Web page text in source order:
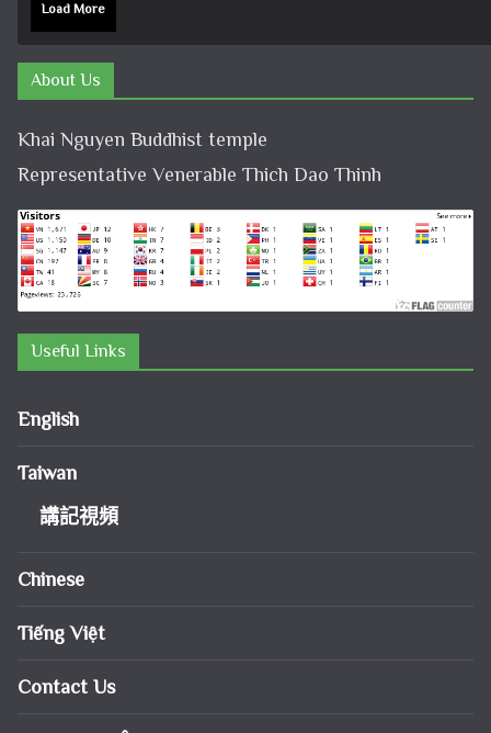
Load More
About Us
Khai Nguyen Buddhist temple
Representative Venerable Thich Dao Thinh
Useful Links
English
Taiwan
講記視頻
Chinese
Tiếng Việt
Contact Us